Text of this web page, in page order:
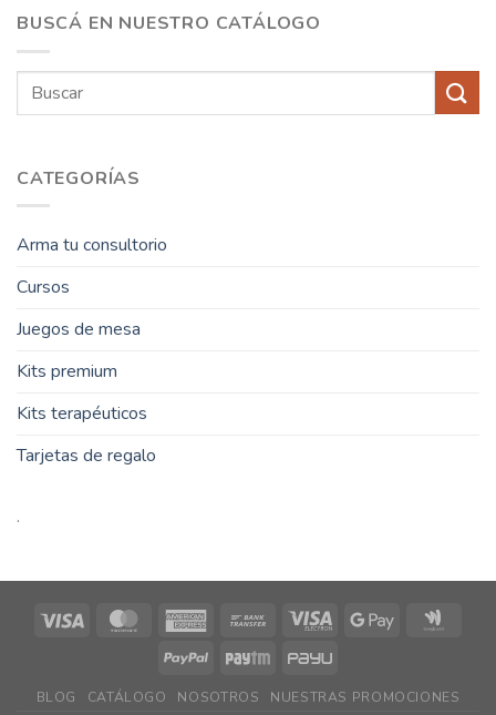
BUSCÁ EN NUESTRO CATÁLOGO
Buscar
CATEGORÍAS
Arma tu consultorio
Cursos
Juegos de mesa
Kits premium
Kits terapéuticos
Tarjetas de regalo
.
Visa MasterCardAmerican
Bank
Visa
Google
PayPal Paytm PayU
BLOG CATÁLOGO NOSOTROS NUESTRAS PROMOCIONES